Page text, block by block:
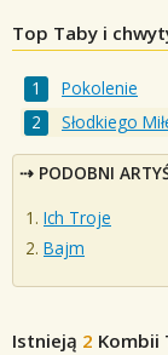
Top Taby i
Pokolenie
Słodkiego
PODOBNI
Ich Troje
Bajm
Istnieją 2 Kombii